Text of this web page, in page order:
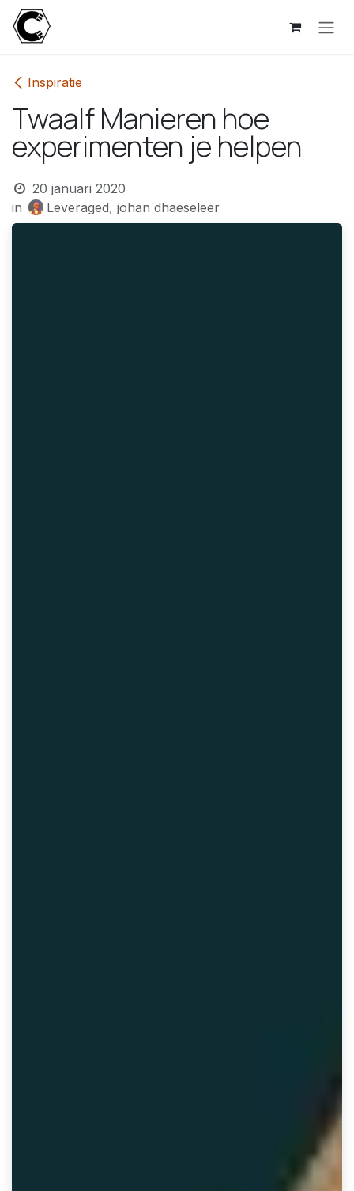
Overslaan naar inhoud
Inspiratie
Twaalf Manieren hoe
experimenten je helpen
20 januari 2020
in
Leveraged, johan dhaeseleer